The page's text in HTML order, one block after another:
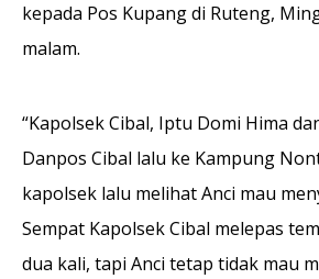
kepada Pos Kupang di Ruteng,
malam.
“Kapolsek Cibal, Iptu Domi Hima
Danpos Cibal lalu ke Kampung
kapolsek lalu melihat Anci mau
Sempat Kapolsek Cibal melepas
dua kali, tapi Anci tetap tidak mau